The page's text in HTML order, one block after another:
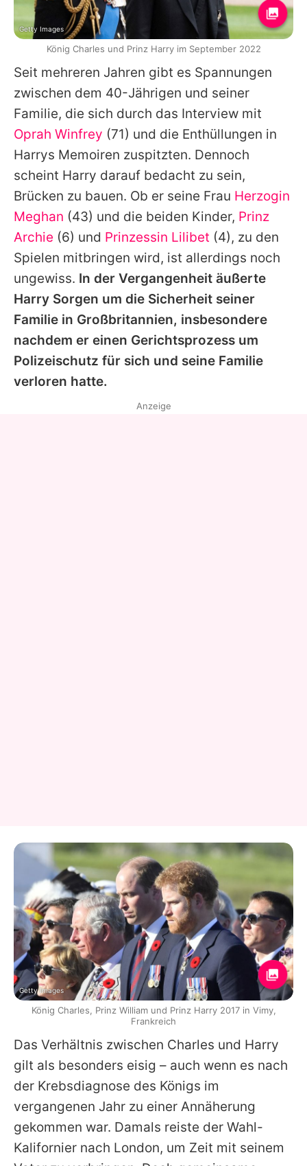
Seit mehreren Jahren gibt es Spannungen
zwischen dem 40-Jährigen und seiner
Familie, die sich durch das Interview mit
Oprah Winfrey (71) und die Enthüllungen in
Harrys Memoiren zuspitzten. Dennoch
scheint Harry darauf bedacht zu sein,
Brücken zu bauen. Ob er seine Frau Herzogin
Meghan (43) und die beiden Kinder, Prinz
Archie (6) und Prinzessin Lilibet (4), zu den
Spielen mitbringen wird, ist allerdings noch
ungewiss. In der Vergangenheit äußerte
Harry Sorgen um die Sicherheit seiner
Familie in Großbritannien, insbesondere
nachdem er einen Gerichtsprozess um
Polizeischutz für sich und seine Familie
verloren hatte.
Das Verhältnis zwischen Charles und Harry
gilt als besonders eisig – auch wenn es nach
der Krebsdiagnose des Königs im
vergangenen Jahr zu einer Annäherung
gekommen war. Damals reiste der Wahl-
Kalifornier nach London, um Zeit mit seinem
Getty Images
König Charles und Prinz Harry im September 2022
Anzeige
Getty Images
König Charles, Prinz William und Prinz Harry 2017 in Vimy,
Frankreich